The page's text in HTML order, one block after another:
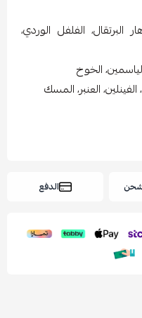
البرتقال، الفلفل الوردي،
الخوخ
العنبر، المسك
الدفع